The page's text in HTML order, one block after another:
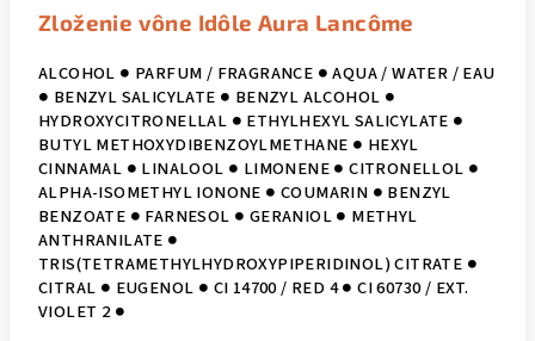
Zloženie vône Idôle Aura Lancôme
ALCOHOL ● PARFUM / FRAGRANCE ● AQUA / WATER / EAU
● BENZYL SALICYLATE ● BENZYL ALCOHOL ●
HYDROXYCITRONELLAL ● ETHYLHEXYL SALICYLATE ●
BUTYL METHOXYDIBENZOYLMETHANE ● HEXYL
CINNAMAL ● LINALOOL ● LIMONENE ● CITRONELLOL ●
ALPHA-ISOMETHYL IONONE ● COUMARIN ● BENZYL
BENZOATE ● FARNESOL ● GERANIOL ● METHYL
ANTHRANILATE ●
TRIS(TETRAMETHYLHYDROXYPIPERIDINOL) CITRATE ●
CITRAL ● EUGENOL ● CI 14700 / RED 4 ● CI 60730 / EXT.
VIOLET 2 ●